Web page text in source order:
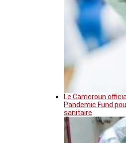
Le Cameroun
Pandemic Fund
sanitaire